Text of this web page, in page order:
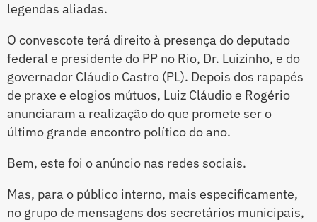
legendas aliadas.
O convescote terá direito à presença do deputado
federal e presidente do PP no Rio, Dr. Luizinho, e do
governador Cláudio Castro (PL). Depois dos rapapés
de praxe e elogios mútuos, Luiz Cláudio e Rogério
anunciaram a realização do que promete ser o
último grande encontro político do ano.
Bem, este foi o anúncio nas redes sociais.
Mas, para o público interno, mais especificamente,
no grupo de mensagens dos secretários municipais,